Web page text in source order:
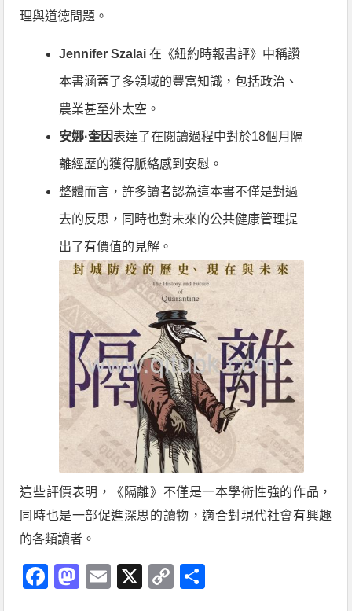
理與道德問題。
Jennifer Szalai 在《紐約時報書評》中稱讚
本書涵蓋了多領域的豐富知識，包括政治、
農業甚至外太空。
安娜·奎因表達了在閱讀過程中對於18個月隔
離經歷的獲得脈絡感到安慰。
整體而言，許多讀者認為這本書不僅是對過
去的反思，同時也對未來的公共健康管理提
出了有價值的見解。
這些評價表明，《隔離》不僅是一本學術性強的作品，
同時也是一部促進深思的讀物，適合對現代社會有興趣
的各類讀者。
Facebook
Mastodon
Email
X
Copy